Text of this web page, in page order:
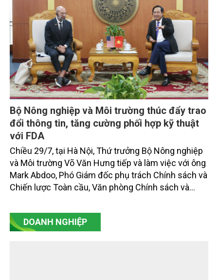
Bộ Nông nghiệp và Môi trường thúc đẩy trao
đổi thông tin, tăng cường phối hợp kỹ thuật
với FDA
Chiều 29/7, tại Hà Nội, Thứ trưởng Bộ Nông nghiệp
và Môi trường Võ Văn Hưng tiếp và làm việc với ông
Mark Abdoo, Phó Giám đốc phụ trách Chính sách và
Chiến lược Toàn cầu, Cơ quan Quản lý Thực phẩm
và Dược phẩm Hoa Kỳ (FDA).